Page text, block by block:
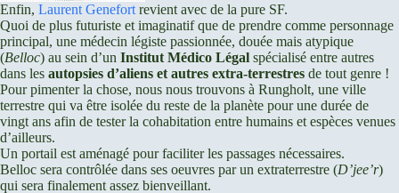
Enfin, Laurent Genefort revient avec de la pure SF.
Quoi de plus futuriste et imaginatif que de prendre comme personnage
principal, une médecin légiste passionnée, douée mais atypique
(Belloc) au sein d’un Institut Médico Légal spécialisé entre autres
dans les autopsies d’aliens et autres extra-terrestres de tout genre !
Pour pimenter la chose, nous nous trouvons à Rungholt, une ville
terrestre qui va être isolée du reste de la planète pour une durée de
vingt ans afin de tester la cohabitation entre humains et espèces venues
d’ailleurs.
Un portail est aménagé pour faciliter les passages nécessaires.
Belloc sera contrôlée dans ses oeuvres par un extraterrestre (D’jee’r)
qui sera finalement assez bienveillant.